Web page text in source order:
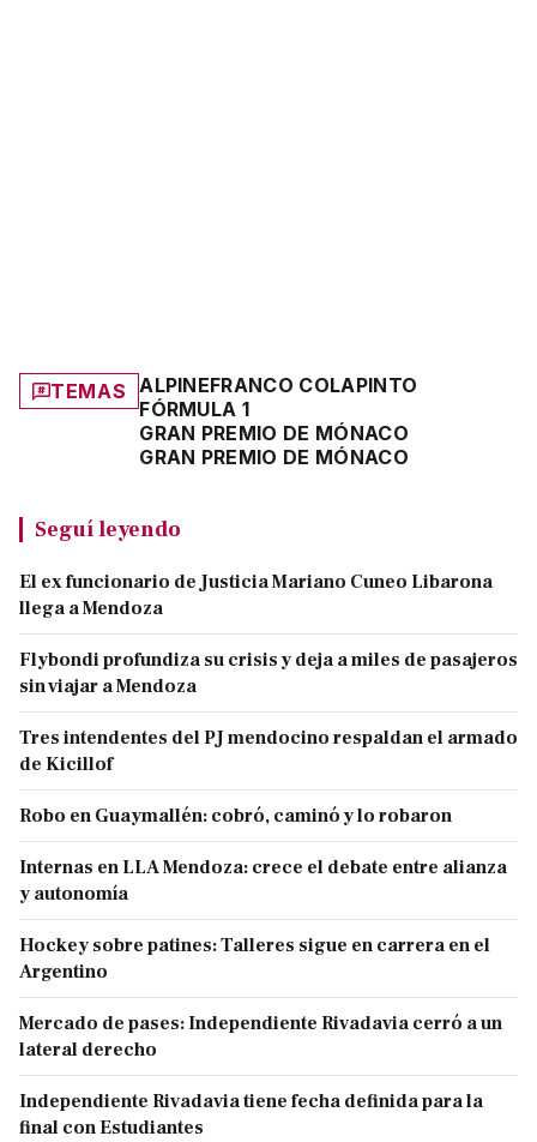
TEMAS ALPINEFRANCO COLAPINTO
FÓRMULA 1
GRAN PREMIO DE MÓNACO
GRAN PREMIO DE MÓNACO
Seguí leyendo
El ex funcionario de Justicia Mariano Cuneo Libarona
llega a Mendoza
Flybondi profundiza su crisis y deja a miles de pasajeros
sin viajar a Mendoza
Tres intendentes del PJ mendocino respaldan el armado
de Kicillof
Robo en Guaymallén: cobró, caminó y lo robaron
Internas en LLA Mendoza: crece el debate entre alianza
y autonomía
Hockey sobre patines: Talleres sigue en carrera en el
Argentino
Mercado de pases: Independiente Rivadavia cerró a un
lateral derecho
Independiente Rivadavia tiene fecha definida para la
final con Estudiantes